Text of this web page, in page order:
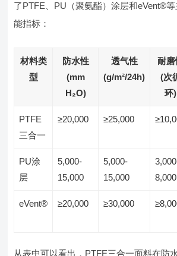
了PTFE、PU（聚氨酯）涂层和eVent®
能指标：
材料类
型
防水性
(mm
H₂O)
透气性
(g/m²/24h)
耐磨
(次
环)
PTFE
三合一
≥20,000 ≥25,000
PU涂
层
5,000-
15,000
5,000-
15,000
8,000
eVent® ≥20,000 ≥30,000
从表中可以看出，PTFE三合一面料在防